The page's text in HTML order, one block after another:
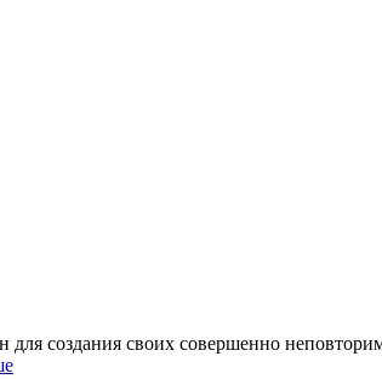
создания своих совершенно